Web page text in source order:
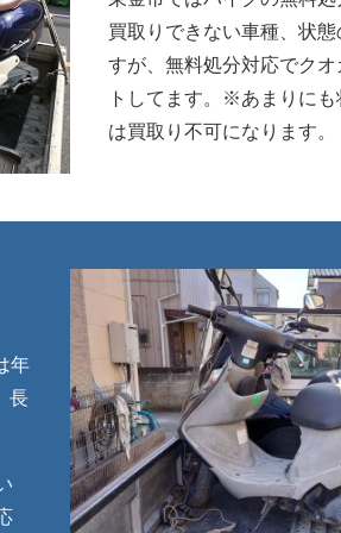
買取りできない車種、状態
すが、無料処分対応でク
トしてます。※あまりにも
は買取り不可になります。
年
長